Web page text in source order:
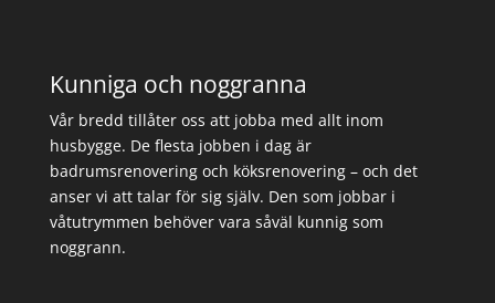
Kunniga och noggranna
Vår bredd tillåter oss att jobba med allt inom
husbygge. De flesta jobben i dag är
badrumsrenovering och köksrenovering – och det
anser vi att talar för sig själv. Den som jobbar i
våtutrymmen behöver vara såväl kunnig som
noggrann.